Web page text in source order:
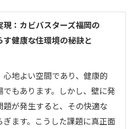
現：カビバスターズ福岡の
健康な住環境の秘訣と
地よい空間であり、健康的
もあります。しかし、壁に発
が発生すると、その快適な
ます。こうした課題に真正面